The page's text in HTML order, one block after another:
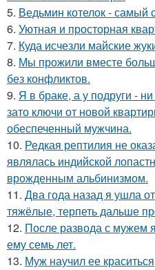
5. Ведьмин котелок - самый
6. Уютная и просторная
7. Куда исчезли майские
8. Мы прожили вместе
без конфликтов.
9. Я в браке, а у подруги -
зато ключи от новой
обеспеченный мужчина.
10. Редкая рептилия не
являлась индийской
врожденным альбинизмом.
11. Два года назад я ушла
тяжёлые, терпеть дальше
12. После развода с мужем
ему семь лет.
13. Муж научил ее